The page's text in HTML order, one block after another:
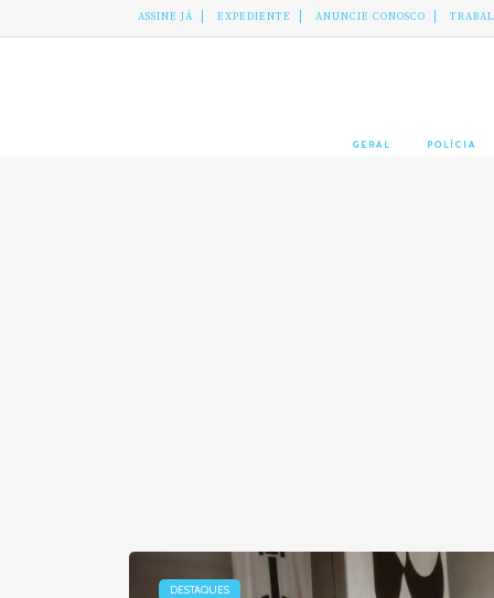
ASSINE JÁ EXPEDIENTE ANUNCIE CONOSCO
GERAL POLÍCIA
DESTAQUES